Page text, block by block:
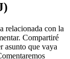
relacionada con la
Compartiré
asunto que vaya